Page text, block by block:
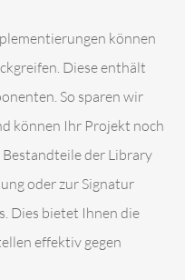
können
Diese enthält
So sparen wir
können Ihr Projekt noch
der Library
oder zur Signatur
Dies bietet Ihnen die
effektiv gegen